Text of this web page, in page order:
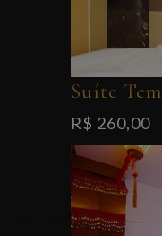
Suíte
R$ 260,00